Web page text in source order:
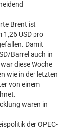
Brent ist
1,26 USD pro
Damit
Barrel auch in
diese Woche
wie in der letzten
von einem
waren in
der OPEC-